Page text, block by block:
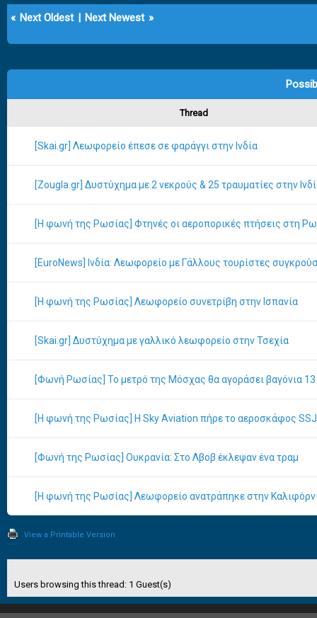
« Next Oldest | Next Newest »
Thread
[Skai.gr] Λεωφορείο έπεσε σε φαράγγι στην Ινδία
[Zougla.gr] Δυστύχημα με 2 νεκρούς & 25 τραυματίες στην
[Η φωνή της Ρωσίας] Φτηνές οι αεροπορικές πτήσεις στη
[EuroNews] Ινδία: Λεωφορείο με Γάλλους τουρίστες
[Η φωνή της Ρωσίας] Λεωφορείο συνετρίβη στην Ισπανία
[Skai.gr] Δυστύχημα με γαλλικό λεωφορείο στην Τσεχία
[Φωνή Ρωσίας] Το μετρό της Μόσχας θα αγοράσει βαγόνια 13
[Η φωνή της Ρωσίας] Η Sky Aviation πήρε το αεροσκάφος
[Φωνή της Ρωσίας] Ουκρανία: Στο Λβοβ έκλεψαν ένα τραμ
[Η φωνή της Ρωσίας] Λεωφορείο ανατράπηκε στην
View a Printable Version
Users browsing this thread: 1 Guest(s)